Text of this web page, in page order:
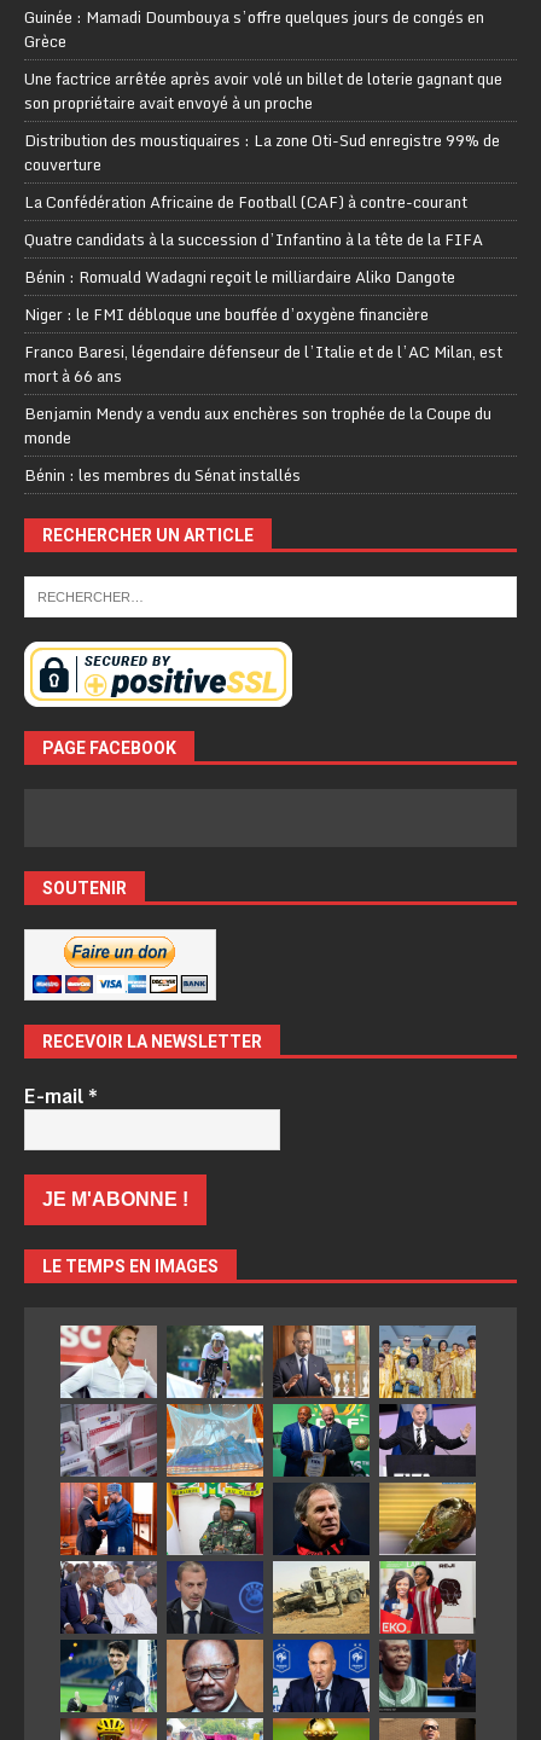
Guinée : Mamadi Doumbouya s’offre quelques jours de congés en
Grèce
Une factrice arrêtée après avoir volé un billet de loterie gagnant que
son propriétaire avait envoyé à un proche
Distribution des moustiquaires : La zone Oti-Sud enregistre 99% de
couverture
La Confédération Africaine de Football (CAF) à contre-courant
Quatre candidats à la succession d’Infantino à la tête de la FIFA
Bénin : Romuald Wadagni reçoit le milliardaire Aliko Dangote
Niger : le FMI débloque une bouffée d’oxygène financière
Franco Baresi, légendaire défenseur de l’Italie et de l’AC Milan, est
mort à 66 ans
Benjamin Mendy a vendu aux enchères son trophée de la Coupe du
monde
Bénin : les membres du Sénat installés
RECHERCHER UN ARTICLE
PAGE FACEBOOK
SOUTENIR
RECEVOIR LA NEWSLETTER
E-mail*
LE TEMPS EN IMAGES